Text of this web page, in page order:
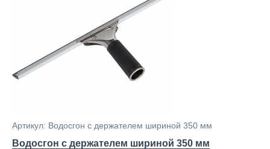
Артикул: Водосгон с держателем шириной 350 мм
Водосгон с держателем шириной 350 мм